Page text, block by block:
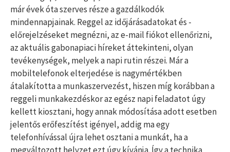
már évek óta szerves része a gazdálkodók
mindennapjainak. Reggel az időjárásadatokat és -
előrejelzéseket megnézni, az e-mail fiókot ellenőrizni,
az aktuális gabonapiaci híreket áttekinteni, olyan
tevékenységek, melyek a napi rutin részei. Már a
mobiltelefonok elterjedése is nagymértékben
átalakította a munkaszervezést, hiszen míg korábban a
reggeli munkakezdéskor az egész napi feladatot úgy
kellett kiosztani, hogy annak módosítása adott esetben
jelentős erőfeszítést igényel, addig ma egy
telefonhívással újra lehet osztani a munkát, ha a